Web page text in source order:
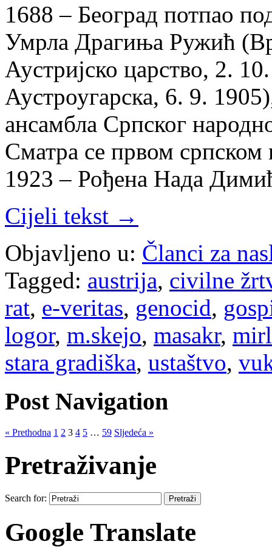
1688 – Београд потпао
Умрла Драгиња Ружић
Аустријско царство, 2.
Аустроугарска, 6. 9.
ансамбла Српског
Сматра се првом
1923 – Рођена Нада
Cijeli tekst →
Objavljeno u: Članci za
Tagged: austrija, civilne
rat, e-veritas, genocid,
logor, m.skejo, masakr,
stara gradiška, ustaštvo,
Post Navigation
« Prethodna 1 2 3 4 5 … 59 Sljedeća »
Pretraživanje
Search for:
Google Translate